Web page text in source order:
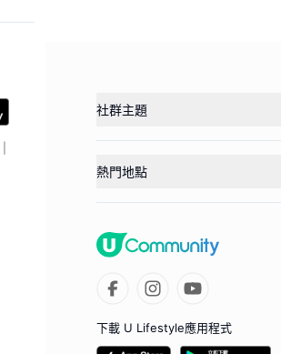
社群主題
熱門地點
下載 U Lifestyle應用程式